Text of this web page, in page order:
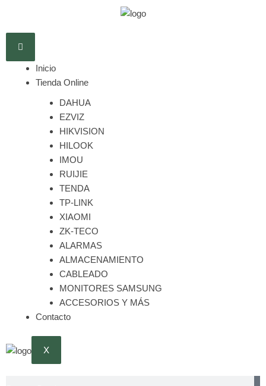
Inicio
Tienda Online
DAHUA
EZVIZ
HIKVISION
HILOOK
IMOU
RUIJIE
TENDA
TP-LINK
XIAOMI
ZK-TECO
ALARMAS
ALMACENAMIENTO
CABLEADO
MONITORES SAMSUNG
ACCESORIOS Y MÁS
Contacto
X